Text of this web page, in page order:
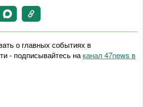
о главных событиях в
- подписывайтесь на канал 47news в